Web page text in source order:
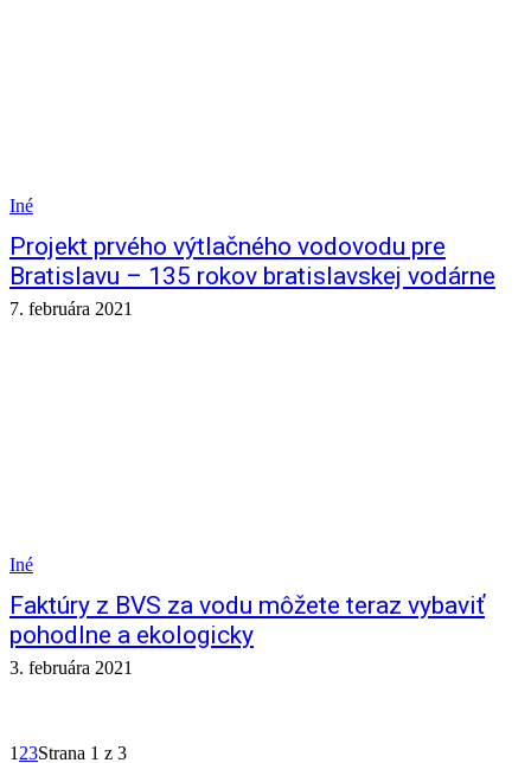
Iné
Projekt prvého výtlačného vodovodu pre
Bratislavu – 135 rokov bratislavskej vodárne
7. februára 2021
Iné
Faktúry z BVS za vodu môžete teraz vybaviť
pohodlne a ekologicky
3. februára 2021
1 23Strana 1 z 3